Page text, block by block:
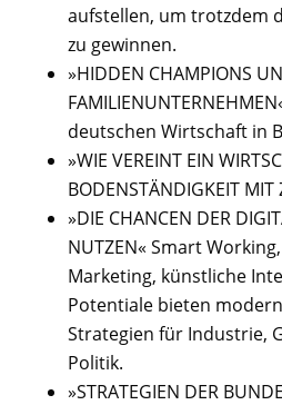
aufstellen, um trotzdem
zu gewinnen.
»HIDDEN CHAMPIONS
deutschen Wirtschaft in
»WIE VEREINT EIN
BODENSTÄNDIGKEIT MIT
»DIE CHANCEN DER
NUTZEN« Smart
Marketing, künstliche
Potentiale bieten
Strategien für Industrie,
Politik.
»STRATEGIEN DER